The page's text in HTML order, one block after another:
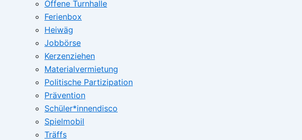
Offene Turnhalle
Ferienbox
Heiwäg
Jobbörse
Kerzenziehen
Materialvermietung
Politische Partizipation
Prävention
Schüler*innendisco
Spielmobil
Träffs